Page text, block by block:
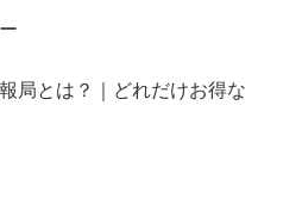
局とは？｜どれだけお得な